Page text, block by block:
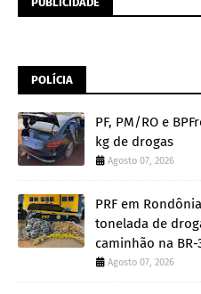
POLÍCIA
PF, PM/RO e
kg de drogas
Agosto 07, 2026
PRF em
tonelada de
caminhão na BR-
Agosto 07, 2026